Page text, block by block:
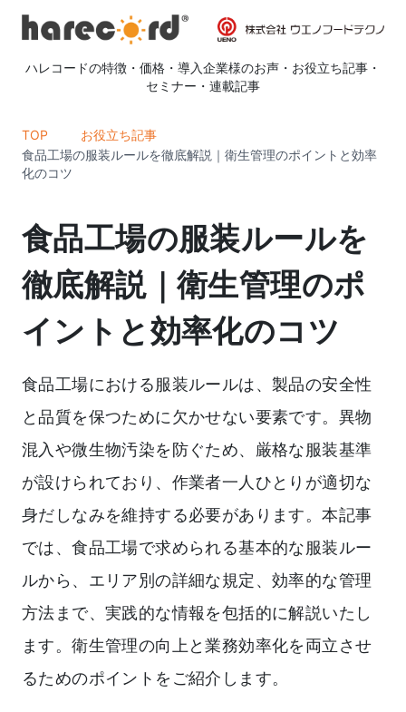
ハレコードの特徴 ・ 価格 ・ 導入企業様のお声 ・ お役立ち記事 ・
セミナー ・ 連載記事
TOP
お役立ち記事
食品工場の服装ルールを徹底解説｜衛生管理のポイントと効率
化のコツ
食品工場の服装ルールを
徹底解説｜衛生管理のポ
イントと効率化のコツ
食品工場における服装ルールは、製品の安全性
と品質を保つために欠かせない要素です。異物
混入や微生物汚染を防ぐため、厳格な服装基準
が設けられており、作業者一人ひとりが適切な
身だしなみを維持する必要があります。本記事
では、食品工場で求められる基本的な服装ルー
ルから、エリア別の詳細な規定、効率的な管理
方法まで、実践的な情報を包括的に解説いたし
ます。衛生管理の向上と業務効率化を両立させ
るためのポイントをご紹介します。